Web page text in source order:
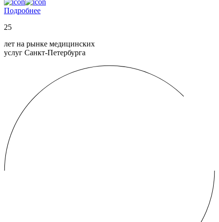
Подробнее
25
лет на рынке медицинских
услуг Санкт-Петербурга